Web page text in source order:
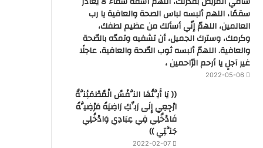
سقمًا، اللهم ألبسه لباس الصحة والعافية يا رب
العالمين، اللهمّ إنّي أسألك من عظيم لطفك،
وكرمك، وسترك الجميل، أن تشفيه وتمدّه بالصّحة
والعافية. اللهمّ ألبسه ثوب الصّحة والعافية، عاجلًا
غير آجلٍ يا أرحم الرّاحمين ،
2022-05-06
(( يَا أَيَّتُهَا النَّفْسُ الْمُطْمَئِنَّةُ
ارْجِعِي إِلَى رَبِّكِ رَاضِيَةً مَرْضِيَّةً
فَادْخُلِي فِي عِبَادِي وَادْخُلِي
جَنَّتِي ))
2022-02-07